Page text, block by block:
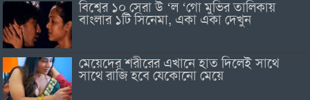
বিশ্বের ১০ সেরা উ ‘ল ‘গো মুভির তালিকায়
বাংলার ১টি সিনেমা, একা একা দেখুন
মেয়েদের শরীরের এখানে হাত দিলেই সাথে
সাথে রাজি হবে যেকোনো মেয়ে